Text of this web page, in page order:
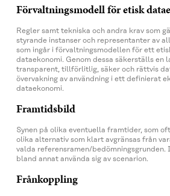
Förvaltningsmodell för etisk
Regler samt tekniska och andra krav som
styrande instanser och representanter av
som ingår i förvaltningsmodellen för ett
dataekonomi. Genom dessa säkerställs en
transparent, tillförlitlig, säker och rättvis
övervakning av användning i ett definierat
dataekonomi.
Framtidsbild
Synen på olika eventuella framtider, som
olika alternativ som klart avgränsas från
valda referensramen/bedömningsgrunden.
bland annat använda sig av scenarion.
Frånkoppling